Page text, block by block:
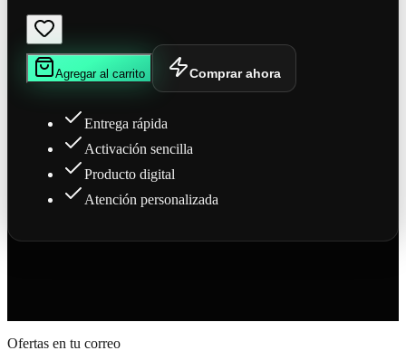
Agregar al carrito Comprar ahora
Entrega rápida
Activación sencilla
Producto digital
Atención personalizada
Ofertas en tu correo